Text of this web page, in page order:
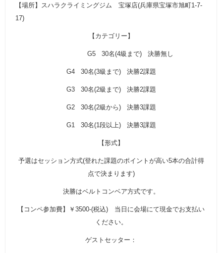
【場所】スハラクライミングジム 宝塚店(兵庫県宝塚市旭町1-7-
17)
【カテゴリー】
G5 30名(4級まで) 決勝無し
G4 30名(3級まで) 決勝2課題
G3 30名(2級まで) 決勝2課題
G2 30名(2級から) 決勝3課題
G1 30名(1段以上) 決勝3課題
【形式】
予選はセッション方式(登れた課題のポイントが高い5本の合計得
点で決まります)
決勝はベルトコンベア方式です。
【コンペ参加費】￥3500-(税込) 当日に会場にて現金でお支払い
ください。
ゲストセッター：